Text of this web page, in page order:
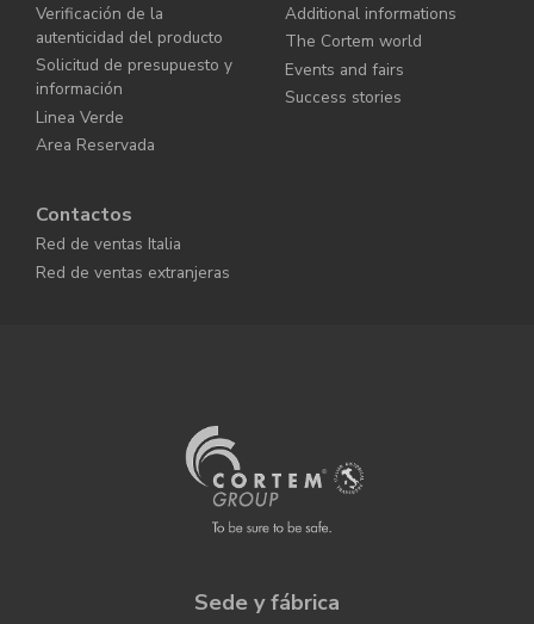
Verificación de la
autenticidad del producto
Solicitud de presupuesto y
información
Linea Verde
Area Reservada
Additional informations
The Cortem world
Events and fairs
Success stories
Contactos
Red de ventas Italia
Red de ventas extranjeras
Sede y fábrica